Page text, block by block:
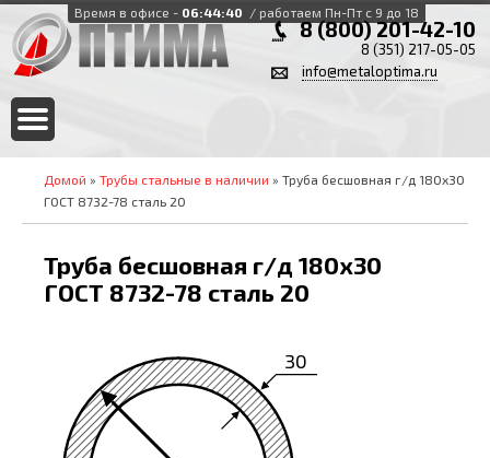
Время в офисе - 06:44:40 / работаем Пн-Пт с 9 до 18
8 (800) 201-42-10
8 (351) 217-05-05
info@metaloptima.ru
Домой » Трубы стальные в наличии » Труба бесшовная г/д 180х30
ГОСТ 8732-78 сталь 20
Труба бесшовная г/д 180х30
ГОСТ 8732-78 сталь 20
30